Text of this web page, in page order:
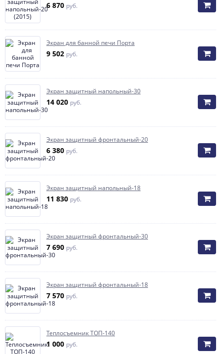
6 870 руб.
Экран для банной печи Порта
9 502 руб.
Экран защитный напольный-30
14 020 руб.
Экран защитный фронтальный-20
6 380 руб.
Экран защитный напольный-18
11 830 руб.
Экран защитный фронтальный-30
7 690 руб.
Экран защитный фронтальный-18
7 570 руб.
Теплосъемник ТОП-140
1 000 руб.